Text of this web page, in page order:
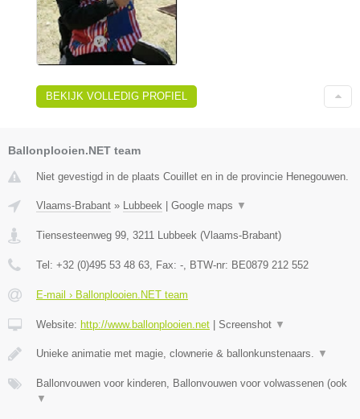
BEKIJK VOLLEDIG PROFIEL
Ballonplooien.NET team
Niet gevestigd in de plaats Couillet en in de provincie Henegouwen.
Vlaams-Brabant » Lubbeek Google maps ▼
Tiensesteenweg 99, 3211 Lubbeek (Vlaams-Brabant)
Tel: +32 (0)495 53 48 63, Fax: -, BTW-nr: BE0879 212 552
E-mail › Ballonplooien.NET team
Website: http://www.ballonplooien.net Screenshot ▼
Unieke animatie met magie, clownerie & ballonkunstenaars. ▼
Ballonvouwen voor kinderen, Ballonvouwen voor volwassenen (ook
▼